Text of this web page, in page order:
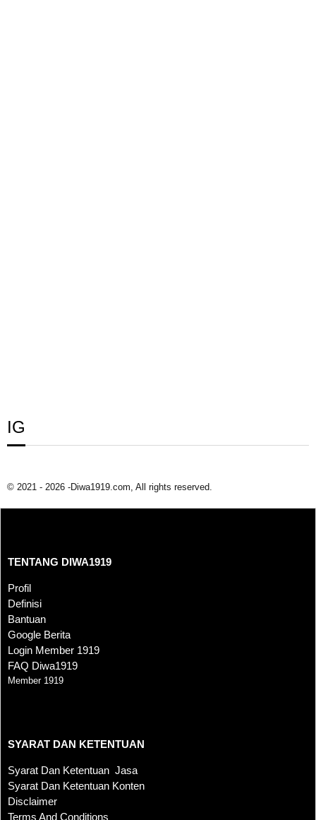
IG
© 2021 - 2026 -Diwa1919.com, All rights reserved.
TENTANG DIWA1919
Profil
Definisi
Bantuan
Google Berita
Login Member 1919
FAQ Diwa1919
Member 1919
SYARAT DAN KETENTUAN
Syarat Dan Ketentuan Jasa
Syarat Dan Ketentuan Konten
Disclaimer
Terms And Conditions